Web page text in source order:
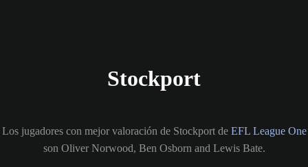
Stockport
Los jugadores con mejor valoración de Stockport de EFL League One
son Oliver Norwood, Ben Osborn and Lewis Bate.